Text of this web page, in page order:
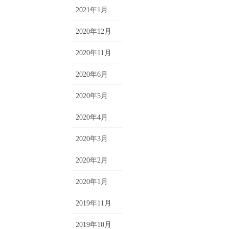
2021年1月
2020年12月
2020年11月
2020年6月
2020年5月
2020年4月
2020年3月
2020年2月
2020年1月
2019年11月
2019年10月